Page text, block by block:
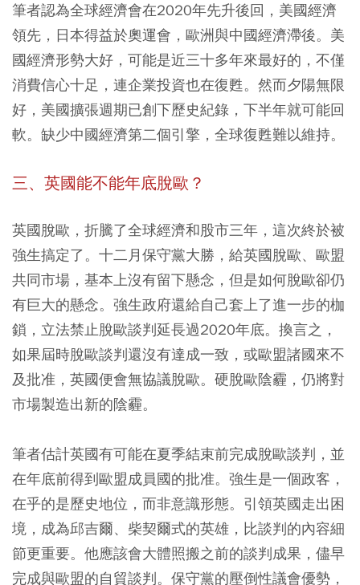
筆者認為全球經濟會在2020年先升後回，美國經濟
領先，日本得益於奧運會，歐洲與中國經濟滯後。美
國經濟形勢大好，可能是近三十多年來最好的，不僅
消費信心十足，連企業投資也在復甦。然而夕陽無限
好，美國擴張週期已創下歷史紀錄，下半年就可能回
軟。缺少中國經濟第二個引擎，全球復甦難以維持。
三、英國能不能年底脫歐？
英國脫歐，折騰了全球經濟和股市三年，這次終於被
強生搞定了。十二月保守黨大勝，給英國脫歐、歐盟
共同市場，基本上沒有留下懸念，但是如何脫歐卻仍
有巨大的懸念。強生政府還給自己套上了進一步的枷
鎖，立法禁止脫歐談判延長過2020年底。換言之，
如果屆時脫歐談判還沒有達成一致，或歐盟諸國來不
及批准，英國便會無協議脫歐。硬脫歐陰霾，仍將對
市場製造出新的陰霾。
筆者估計英國有可能在夏季結束前完成脫歐談判，並
在年底前得到歐盟成員國的批准。強生是一個政客，
在乎的是歷史地位，而非意識形態。引領英國走出困
境，成為邱吉爾、柴契爾式的英雄，比談判的內容細
節更重要。他應該會大體照搬之前的談判成果，儘早
完成與歐盟的自貿談判。保守黨的壓倒性議會優勢，